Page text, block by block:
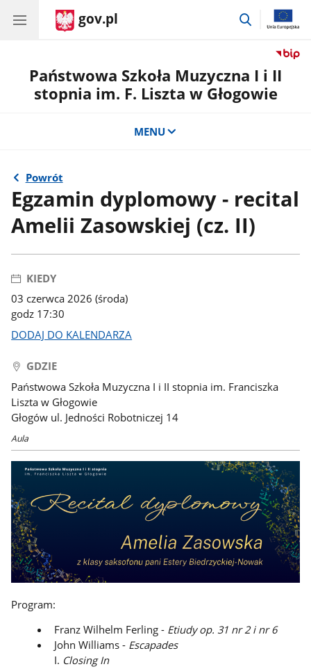
gov.pl
przejdź
Państwowa Szkoła Muzyczna I i II
stopnia im. F. Liszta w Głogowie
MENU
Powrót
Egzamin dyplomowy - recital
Amelii Zasowskiej (cz. II)
KIEDY
03 czerwca 2026 (środa)
godz 17:30
DODAJ DO KALENDARZA
GDZIE
Państwowa Szkoła Muzyczna I i II stopnia im. Franciszka
Liszta w Głogowie
Głogów ul. Jedności Robotniczej 14
Aula
Program:
Franz Wilhelm Ferling - Etiudy op. 31 nr 2 i nr 6
John Williams - Escapades
I. Closing In